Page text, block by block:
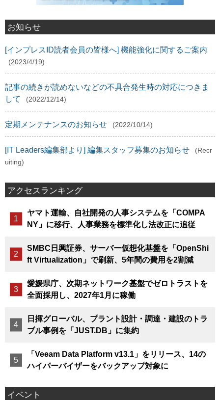
お知らせ
[インプレスID読者会員の皆様へ] 機能強化に関するご案内
(2023/4/19)
記事の続きが読めないなどの不具合発生時の対応につきま
して
(2022/12/14)
定期メンテナンスのお知らせ (2022/10/14)
[IT Leaders編集部より] 編集スタッフ募集のお知らせ
(Recr
uiting)
アクセスランキング
ヤマト運輸、自社開発の人事システムを「COMPA
NY」に移行、人事業務を標準化し法改正に追従
SMBC日興証券、サーバー仮想化基盤を「OpenShi
ft Virtualization」で刷新、5年間の費用を2割減
愛媛県庁、次期ネットワーク基盤でゼロトラストを
全面採用し、2027年1月に稼働
日揮グローバル、プラント設計・調達・建設のトラ
ブル事例を「JUST.DB」に集約
「Veeam Data Platform v13.1」をリリース、14の
ハイパーバイザーをバックアップ対象に
イベント